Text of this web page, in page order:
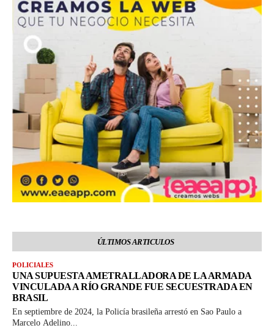
ÚLTIMOS ARTICULOS
POLICIALES
UNA SUPUESTA AMETRALLADORA DE LA ARMADA
VINCULADA A RÍO GRANDE FUE SECUESTRADA EN
BRASIL
En septiembre de 2024, la Policía brasileña arrestó en Sao Paulo a
Marcelo Adelino...